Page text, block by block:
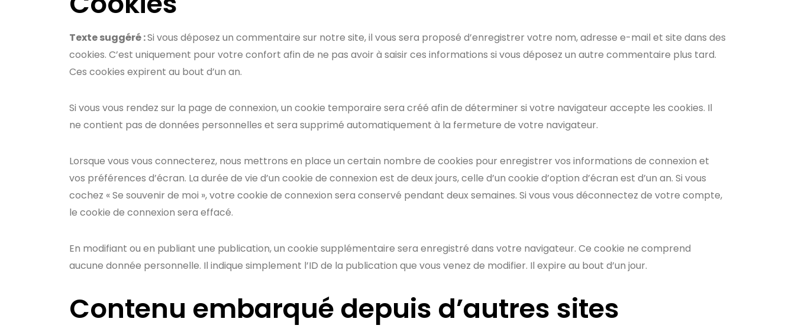
Texte suggéré :Si vous déposez un commentaire sur notre site, il vous sera proposé d’enregistrer votre nom, adresse e-mail et site dans des
cookies. C’est uniquement pour votre confort afin de ne pas avoir à saisir ces informations si vous déposez un autre commentaire plus tard.
Ces cookies expirent au bout d’un an.
Si vous vous rendez sur la page de connexion, un cookie temporaire sera créé afin de déterminer si votre navigateur accepte les cookies. Il
ne contient pas de données personnelles et sera supprimé automatiquement à la fermeture de votre navigateur.
Lorsque vous vous connecterez, nous mettrons en place un certain nombre de cookies pour enregistrer vos informations de connexion et
vos préférences d’écran. La durée de vie d’un cookie de connexion est de deux jours, celle d’un cookie d’option d’écran est d’un an. Si vous
cochez « Se souvenir de moi », votre cookie de connexion sera conservé pendant deux semaines. Si vous vous déconnectez de votre compte,
le cookie de connexion sera effacé.
En modifiant ou en publiant une publication, un cookie supplémentaire sera enregistré dans votre navigateur. Ce cookie ne comprend
aucune donnée personnelle. Il indique simplement l’ID de la publication que vous venez de modifier. Il expire au bout d’un jour.
Contenu embarqué depuis d’autres sites